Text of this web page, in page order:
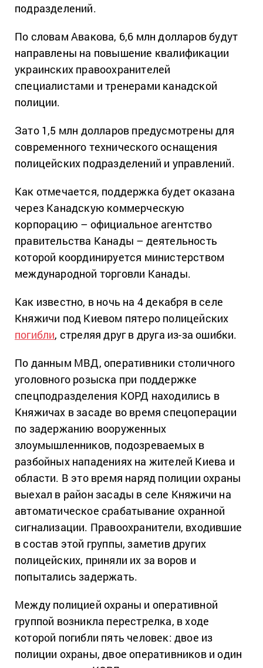
подразделений.
По словам Авакова, 6,6 млн долларов будут
направлены на повышение квалификации
украинских правоохранителей
специалистами и тренерами канадской
полиции.
Зато 1,5 млн долларов предусмотрены для
современного технического оснащения
полицейских подразделений и управлений.
Как отмечается, поддержка будет оказана
через Канадскую коммерческую
корпорацию – официальное агентство
правительства Канады – деятельность
которой координируется министерством
международной торговли Канады.
Как известно, в ночь на 4 декабря в селе
Княжичи под Киевом пятеро полицейских
погибли, стреляя друг в друга из-за ошибки.
По данным МВД, оперативники столичного
уголовного розыска при поддержке
спецподразделения КОРД находились в
Княжичах в засаде во время спецоперации
по задержанию вооруженных
злоумышленников, подозреваемых в
разбойных нападениях на жителей Киева и
области. В это время наряд полиции охраны
выехал в район засады в селе Княжичи на
автоматическое срабатывание охранной
сигнализации. Правоохранители, входившие
в состав этой группы, заметив других
полицейских, приняли их за воров и
попытались задержать.
Между полицией охраны и оперативной
группой возникла перестрелка, в ходе
которой погибли пять человек: двое из
полиции охраны, двое оперативников и один